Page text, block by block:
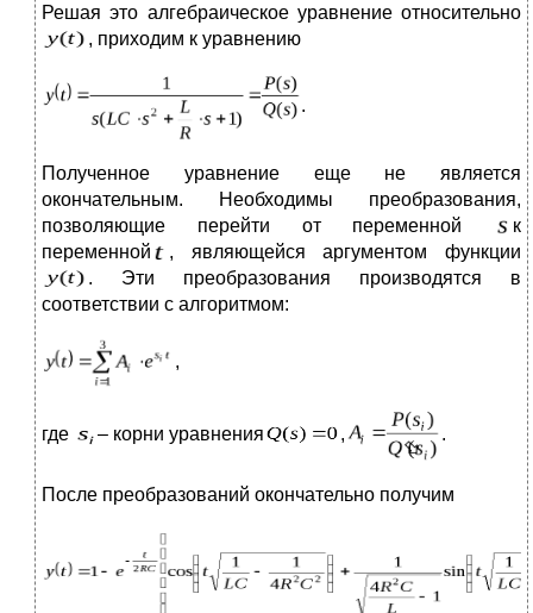
Решая это алгебраическое уравнение относительно
, приходим к уравнению
.
Полученное уравнение еще не является
окончательным. Необходимы преобразования,
позволяющие перейти от переменной
к
переменной
, являющейся аргументом функции
. Эти преобразования производятся в
соответствии с алгоритмом:
,
где – корни уравнения , .
После преобразований окончательно получим